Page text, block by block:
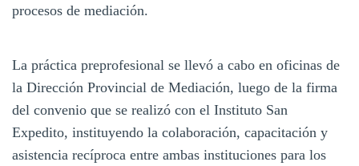
procesos de mediación.
La práctica preprofesional se llevó a cabo en oficinas de
la Dirección Provincial de Mediación, luego de la firma
del convenio que se realizó con el Instituto San
Expedito, instituyendo la colaboración, capacitación y
asistencia recíproca entre ambas instituciones para los